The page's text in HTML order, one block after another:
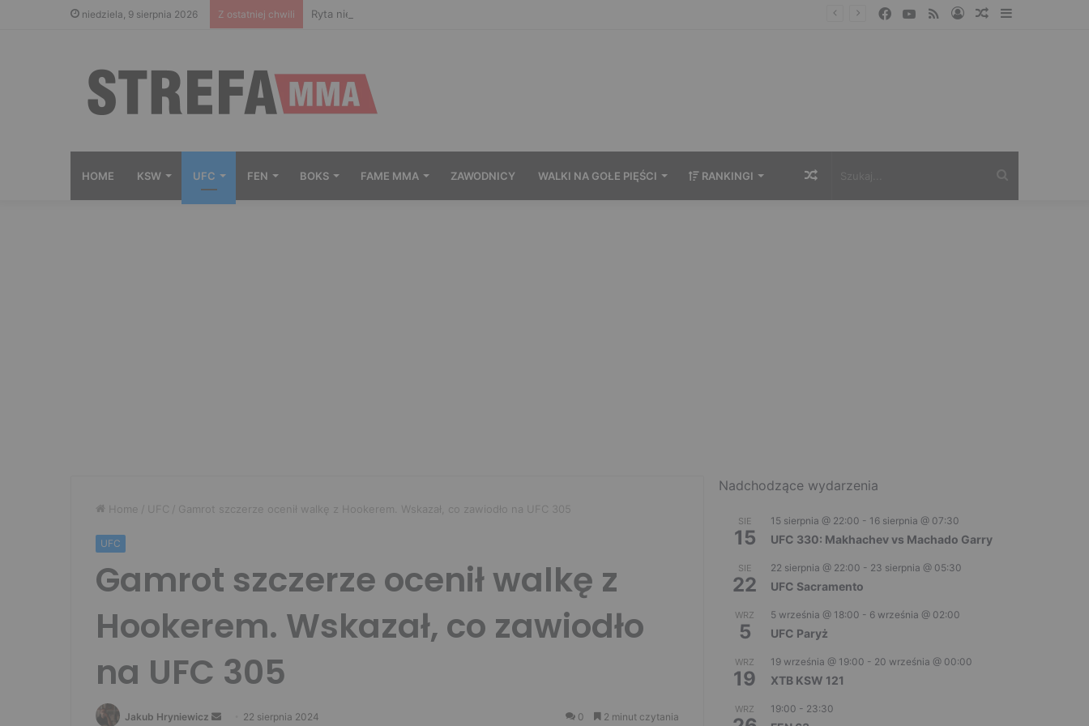
niedziela, 9 sierpnia 2026 Z ostatniej chwili Ryta nie wytrzymał po zachowaniu Murańskiego. Mocne słowa Żołnierza Sidebar
Losowy
Zaloguj
RSS
YouTube
Facebook
HOME KSW UFC FEN BOKS FAME MMA ZAWODNICY WALKI NA GOŁE PIĘŚCI RANKINGI Losowy
Home / UFC / Gamrot szczerze ocenił walkę z Hookerem. Wskazał, co zawiodło na UFC 305
UFC
Gamrot szczerze ocenił walkę z
Hookerem. Wskazał, co zawiodło
na UFC 305
Jakub Hryniewicz Send 22 sierpnia 2024 0 2 minut czytania
Nadchodzące wydarzenia
SIE
15
15 sierpnia @ 22:00 - 16 sierpnia @ 07:30
UFC 330: Makhachev vs Machado Garry
SIE
22
22 sierpnia @ 22:00 - 23 sierpnia @ 05:30
UFC Sacramento
WRZ
5
5 września @ 18:00 - 6 września @ 02:00
UFC Paryż
WRZ
19
19 września @ 19:00 - 20 września @ 00:00
XTB KSW 121
WRZ 19:00 - 23:30